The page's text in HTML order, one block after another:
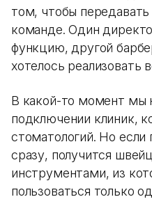
том, чтобы
команде. Один
функцию, другой
хотелось реализовать
В какой-то момент мы
подключении клиник,
стоматологий. Но если
сразу, получится
инструментами, из
пользоваться только